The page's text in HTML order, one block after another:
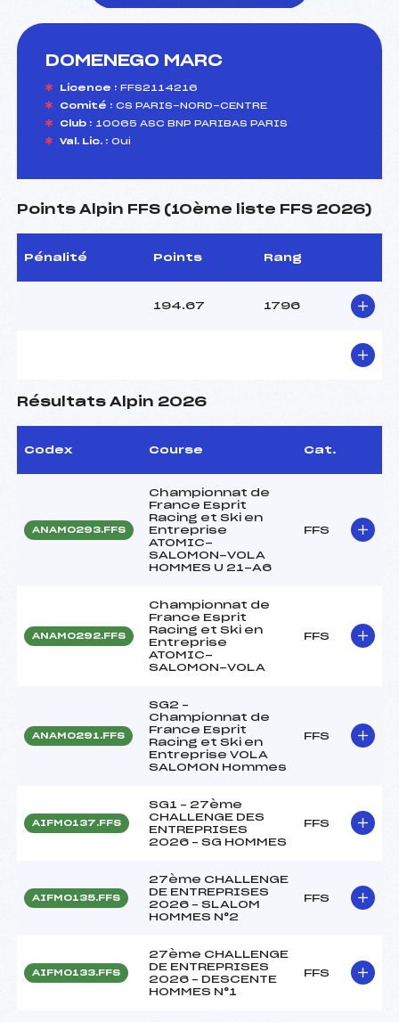
DOMENEGO MARC
Licence : FFS2114216
Comité : CS PARIS-NORD-CENTRE
Club : 10065 ASC BNP PARIBAS PARIS
Val. Lic. : Oui
Points Alpin FFS (10ème liste FFS 2026)
Pénalité Points Rang
194.67 1796
Résultats Alpin 2026
Codex Course Cat.
ANAM0293.FFS
Championnat de
France Esprit
Racing et Ski en
Entreprise
ATOMIC-
SALOMON-VOLA
HOMMES U 21-A6
FFS
ANAM0292.FFS
Championnat de
France Esprit
Racing et Ski en
Entreprise
ATOMIC-
SALOMON-VOLA
FFS
ANAM0291.FFS
SG2 –
Championnat de
France Esprit
Racing et Ski en
Entreprise VOLA
SALOMON Hommes
FFS
AIFM0137.FFS
SG1 – 27ème
CHALLENGE DES
ENTREPRISES
2026 – SG HOMMES
FFS
AIFM0135.FFS
27ème CHALLENGE
DE ENTREPRISES
2026 – SLALOM
HOMMES N°2
FFS
AIFM0133.FFS
27ème CHALLENGE
DE ENTREPRISES
2026 – DESCENTE
HOMMES N°1
FFS